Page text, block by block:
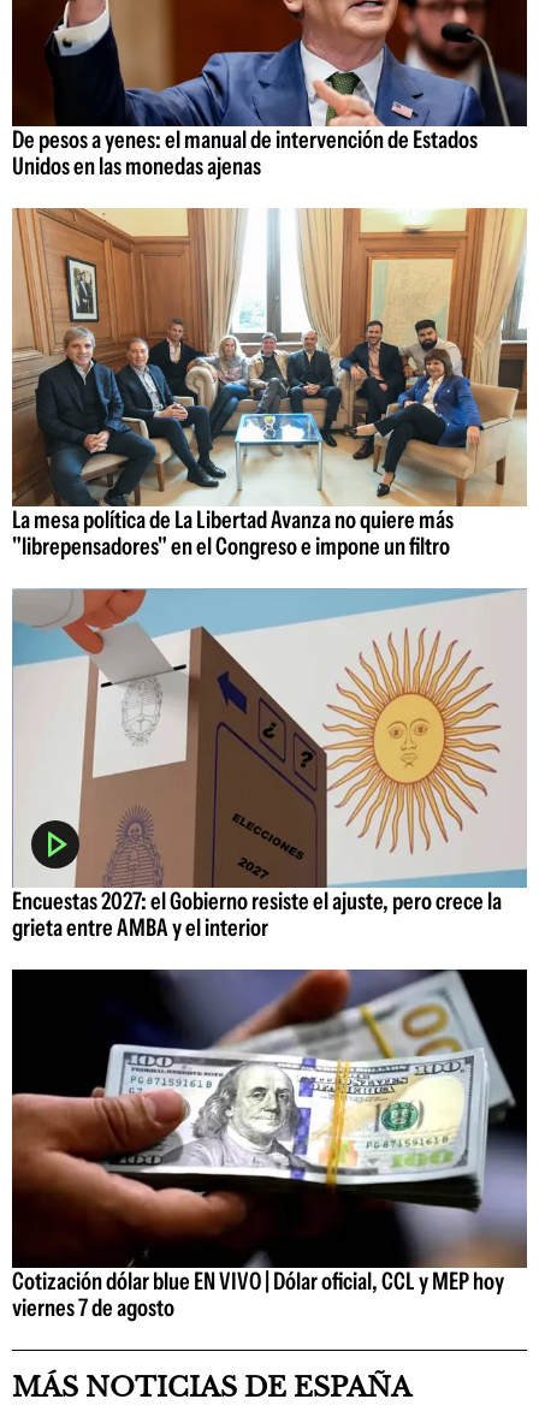
De pesos a yenes: el manual de intervención de Estados
Unidos en las monedas ajenas
La mesa política de La Libertad Avanza no quiere más
"librepensadores" en el Congreso e impone un filtro
Encuestas 2027: el Gobierno resiste el ajuste, pero crece la
grieta entre AMBA y el interior
Cotización dólar blue EN VIVO | Dólar oficial, CCL y MEP hoy
viernes 7 de agosto
MÁS NOTICIAS DE ESPAÑA